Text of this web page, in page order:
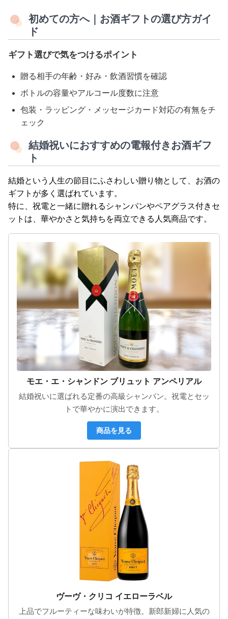
初めての方へ｜お酒ギフトの選び方ガイ
ド
ギフト選びで気をつけるポイント
贈る相手の年齢・好み・飲酒習慣を確認
ボトルの容量やアルコール度数に注意
包装・ラッピング・メッセージカード対応の有無をチ
ェック
結婚祝いにおすすめの電報付きお酒ギフ
ト
結婚という人生の節目にふさわしい贈り物として、お酒の
ギフトが多く選ばれています。
特に、祝電と一緒に贈れるシャンパンやペアグラス付きセ
ットは、華やかさと気持ちを両立できる人気商品です。
モエ・エ・シャンドン ブリュット アンペリアル
結婚祝いに選ばれる定番の高級シャンパン。祝電とセッ
トで華やかに演出できます。
商品を見る
ヴーヴ・クリコ イエローラベル
上品でフルーティーな味わいが特徴。新郎新婦に人気の